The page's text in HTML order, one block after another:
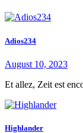
Adios234
August 10, 2023
Et allez, Zeit est
Highlander